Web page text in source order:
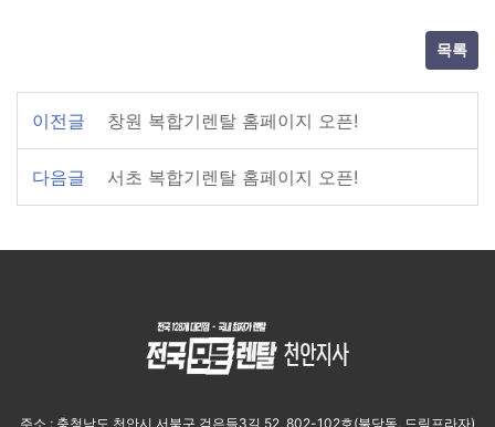
목록
이전글 창원 복합기렌탈 홈페이지 오픈!
다음글 서초 복합기렌탈 홈페이지 오픈!
주소 : 충청남도 천안시 서북구 검은들3길 52, 802-102호(불당동, 드림프라자)